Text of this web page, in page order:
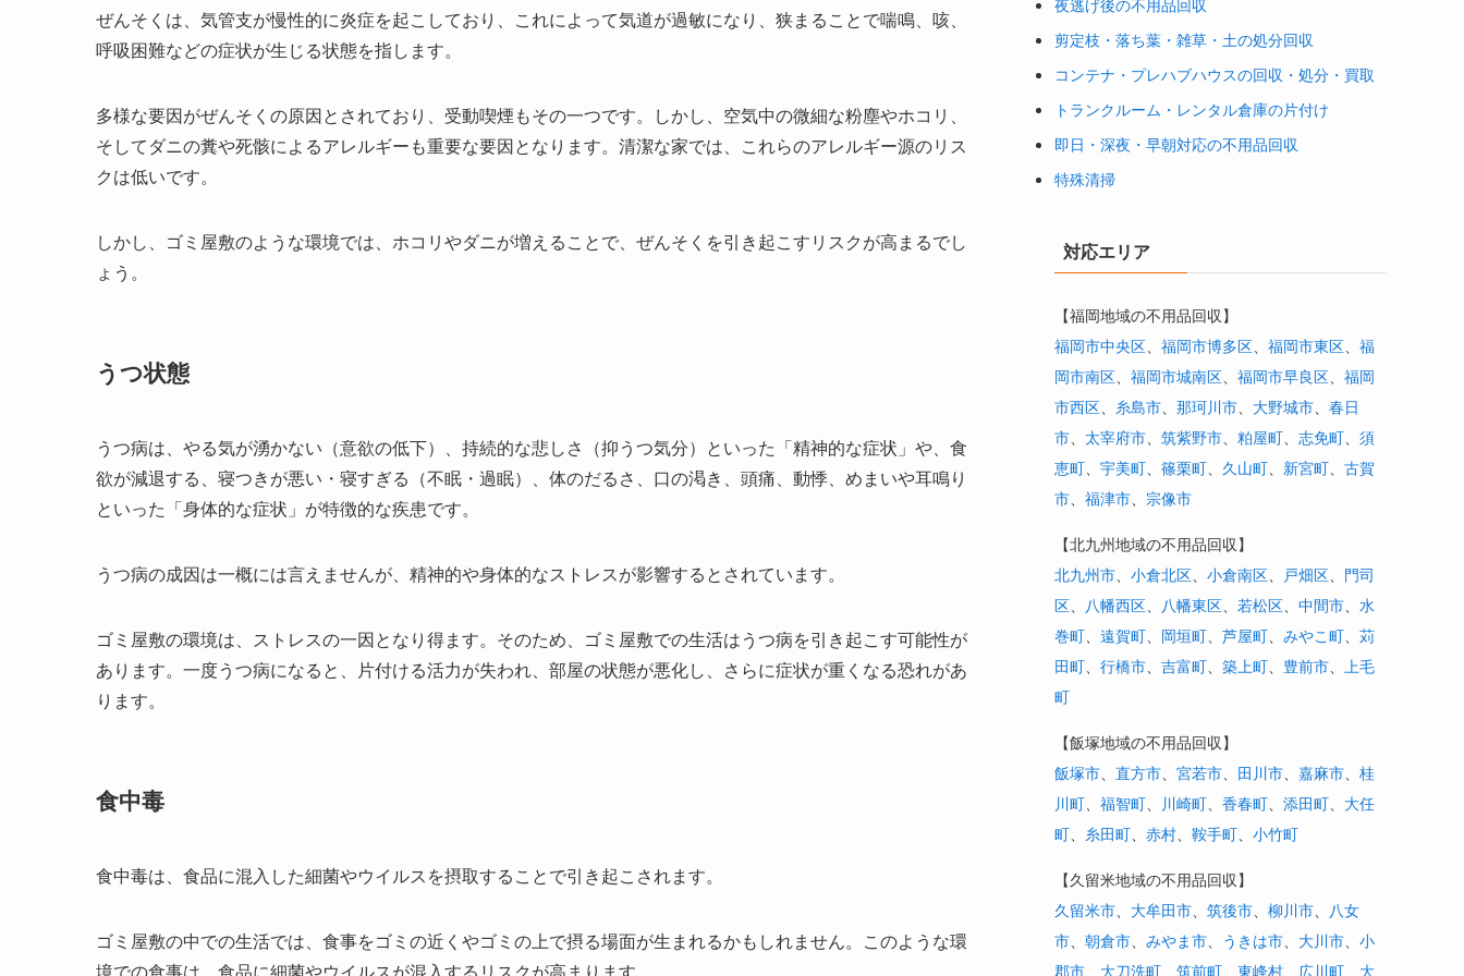
ぜんそくは、気管支が慢性的に炎症を起こしており、これによって気道が過敏になり、狭まることで喘鳴、咳、
呼吸困難などの症状が生じる状態を指します。
多様な要因がぜんそくの原因とされており、受動喫煙もその一つです。しかし、空気中の微細な粉塵やホコリ、
そしてダニの糞や死骸によるアレルギーも重要な要因となります。清潔な家では、これらのアレルギー源のリス
クは低いです。
しかし、ゴミ屋敷のような環境では、ホコリやダニが増えることで、ぜんそくを引き起こすリスクが高まるでし
ょう。
うつ状態
うつ病は、やる気が湧かない（意欲の低下）、持続的な悲しさ（抑うつ気分）といった「精神的な症状」や、食
欲が減退する、寝つきが悪い・寝すぎる（不眠・過眠）、体のだるさ、口の渇き、頭痛、動悸、めまいや耳鳴り
といった「身体的な症状」が特徴的な疾患です。
うつ病の成因は一概には言えませんが、精神的や身体的なストレスが影響するとされています。
ゴミ屋敷の環境は、ストレスの一因となり得ます。そのため、ゴミ屋敷での生活はうつ病を引き起こす可能性が
あります。一度うつ病になると、片付ける活力が失われ、部屋の状態が悪化し、さらに症状が重くなる恐れがあ
ります。
食中毒
食中毒は、食品に混入した細菌やウイルスを摂取することで引き起こされます。
ゴミ屋敷の中での生活では、食事をゴミの近くやゴミの上で摂る場面が生まれるかもしれません。このような環
夜逃げ後の不用品回収
剪定枝・落ち葉・雑草・土の処分回収
コンテナ・プレハブハウスの回収・処分・買取
トランクルーム・レンタル倉庫の片付け
即日・深夜・早朝対応の不用品回収
特殊清掃
対応エリア
【福岡地域の不用品回収】
福岡市中央区、 福岡市博多区、 福岡市東区、 福
岡市南区、 福岡市城南区、 福岡市早良区、 福岡
市西区、 糸島市、 那珂川市、 大野城市、 春日
市、 太宰府市、 筑紫野市、 粕屋町、 志免町、 須
恵町、 宇美町、 篠栗町、 久山町、 新宮町、 古賀
市、 福津市、 宗像市
【北九州地域の不用品回収】
北九州市、 小倉北区、 小倉南区、 戸畑区、 門司
区、 八幡西区、 八幡東区、 若松区、 中間市、 水
巻町、 遠賀町、 岡垣町、 芦屋町、 みやこ町、 苅
田町、 行橋市、 吉富町、 築上町、 豊前市、 上毛
町
【飯塚地域の不用品回収】
飯塚市、 直方市、 宮若市、 田川市、 嘉麻市、 桂
川町、 福智町、 川崎町、 香春町、 添田町、 大任
町、 糸田町、 赤村、 鞍手町、 小竹町
【久留米地域の不用品回収】
久留米市、 大牟田市、 筑後市、 柳川市、 八女
市、 朝倉市、 みやま市、 うきは市、 大川市、 小
郡市
大刀洗町 筑前町 東峰村 広川町 大